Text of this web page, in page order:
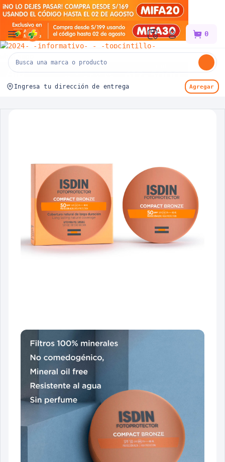
Mifarma 0
Ingresa tu dirección de entrega Agregar